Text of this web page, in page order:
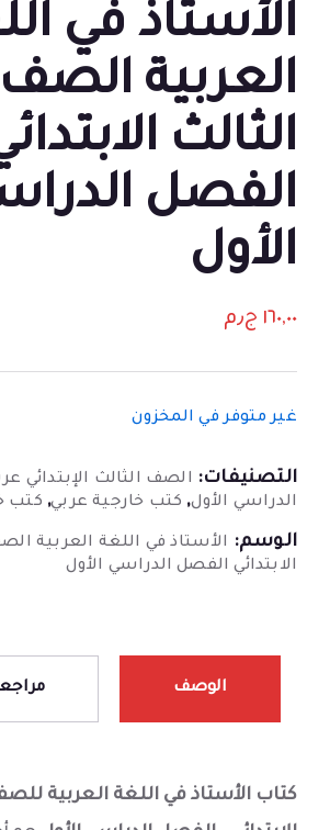
الأستاذ في
العربية الصف
الثالث
الفصل
الأول
١٦٠,٠٠ ج٫م
غير متوفر في المخزون
التصنيفات: الصف الثالث الإبتدائي
الدراسي الأول, كتب خارجية عربي, كتب
الوسم: الأستاذ في اللغة العربية
الابتدائي الفصل الدراسي الأول
الوصف
كتاب الأستاذ في اللغة العربية